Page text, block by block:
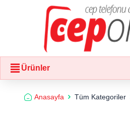
Ürünler
Anasayfa Tüm Kategoriler